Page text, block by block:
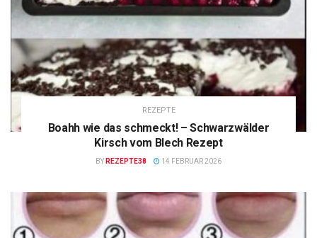
REZEPTE
Boahh wie das schmeckt! – Schwarzwälder
Kirsch vom Blech Rezept
BY REZEPTE38 14 FEBRUAR 2026